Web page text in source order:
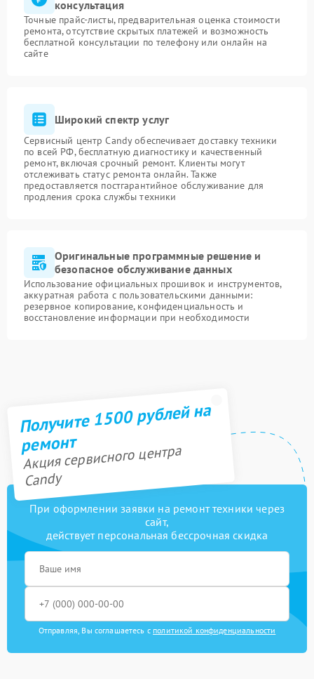
консультация
Точные прайс-листы, предварительная оценка стоимости
ремонта, отсутствие скрытых платежей и возможность
бесплатной консультации по телефону или онлайн на
сайте
Широкий спектр услуг
Сервисный центр Candy обеспечивает доставку техники
по всей РФ, бесплатную диагностику и качественный
ремонт, включая срочный ремонт. Клиенты могут
отслеживать статус ремонта онлайн. Также
предоставляется постгарантийное обслуживание для
продления срока службы техники
Оригинальные программные решение и
безопасное обслуживание данных
Использование официальных прошивок и инструментов,
аккуратная работа с пользовательскими данными:
резервное копирование, конфиденциальность и
восстановление информации при необходимости
Получите 1500 рублей на
ремонт
Акция сервисного центра
Candy
При оформлении заявки на ремонт техники через
сайт,
действует персональная бессрочная скидка
Отправляя, Вы соглашаетесь с политикой конфиденциальности